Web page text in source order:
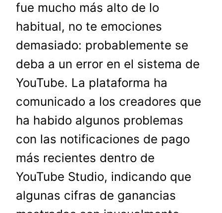
fue mucho más alto de lo
habitual, no te emociones
demasiado: probablemente se
deba a un error en el sistema de
YouTube. La plataforma ha
comunicado a los creadores que
ha habido algunos problemas
con las notificaciones de pago
más recientes dentro de
YouTube Studio, indicando que
algunas cifras de ganancias